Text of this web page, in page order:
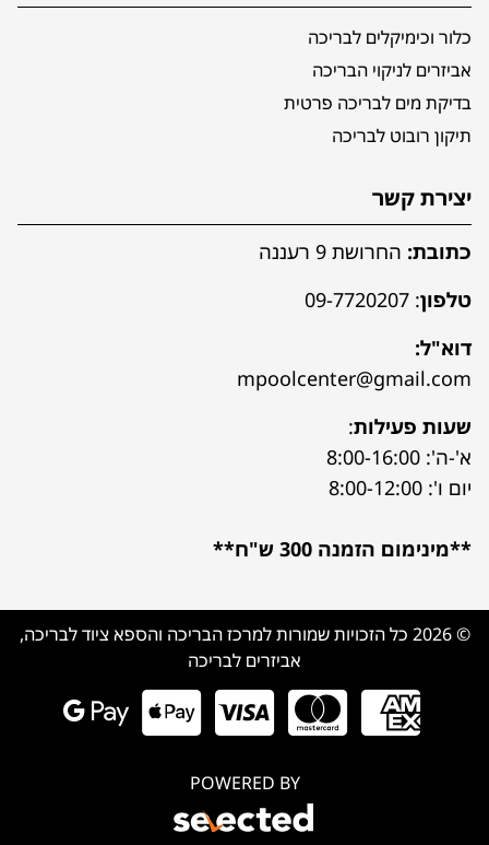
כלור וכימיקלים לבריכה
אביזרים לניקוי הבריכה
בדיקת מים לבריכה פרטית
תיקון רובוט לבריכה
יצירת קשר
כתובת: החרושת 9 רעננה
טלפון:
09-7720207
דוא"ל:
mpoolcenter@gmail.com
שעות פעילות:
א'-ה': 8:00-16:00
יום ו': 8:00-12:00
**מינימום הזמנה 300 ש"ח**
© 2026 כל הזכויות שמורות למרכז הבריכה והספא ציוד לבריכה,
אביזרים לבריכה
POWERED BY